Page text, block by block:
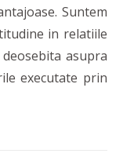
Suntem
in relatiile
asupra
executate prin